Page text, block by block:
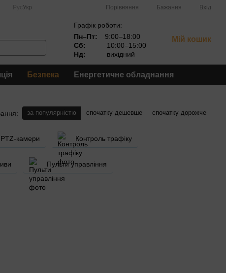
Укр Порівняння Бажання Вхід
Графік роботи:
Пн–Пт:
9:00–18:00
Сб:
10:00–15:00
Нд:
вихідний
Мій кошик
Безпека Енергетичне обладнання
за популярністю спочатку дешевше спочатку дорожче
PTZ-камери Контроль трафіку
Пульти управління